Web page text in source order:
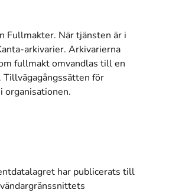
Fullmakter. När tjänsten är i
arkivarier. Arkivarierna
fullmakt omvandlas till en
för
organisationen.
har publicerats till